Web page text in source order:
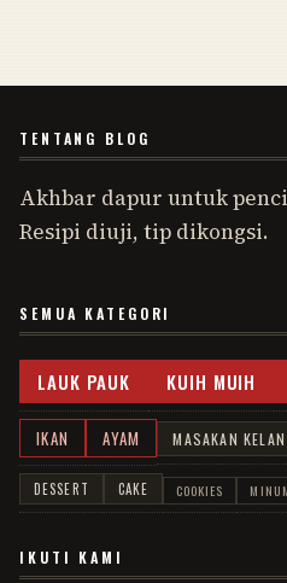
TENTANG BLOG
Akhbar dapur untuk
Resipi diuji, tip dikongsi.
SEMUA KATEGORI
LAUK PAUK KUIH MUIH
IKAN AYAM MASAKAN
DESSERT CAKE COOKIES
IKUTI KAMI